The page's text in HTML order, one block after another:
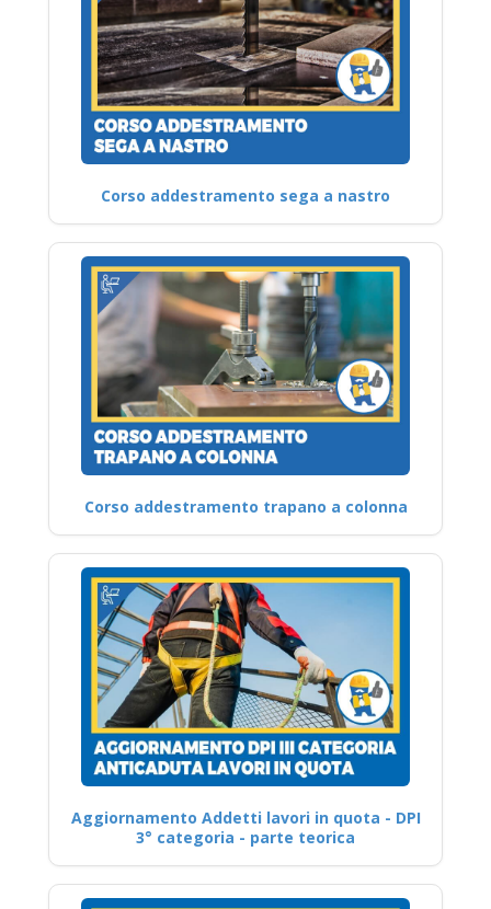
Corso addestramento sega a nastro
Corso addestramento trapano a colonna
Aggiornamento Addetti lavori in quota - DPI
3° categoria - parte teorica